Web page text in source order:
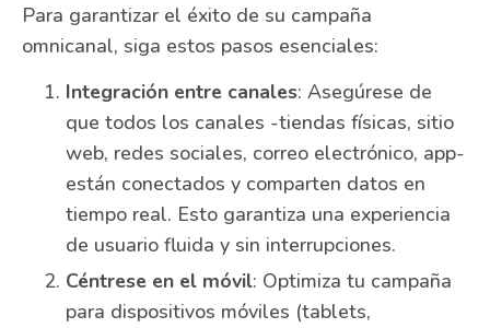
Para garantizar el éxito de su campaña
omnicanal, siga estos pasos esenciales:
Integración entre canales: Asegúrese de
que todos los canales -tiendas físicas, sitio
web, redes sociales, correo electrónico, app-
están conectados y comparten datos en
tiempo real. Esto garantiza una experiencia
de usuario fluida y sin interrupciones.
Céntrese en el móvil: Optimiza tu campaña
para dispositivos móviles (tablets,